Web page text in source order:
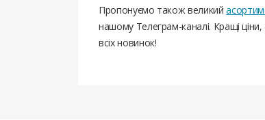
Пропонуємо також великий
нашому Телеграм-каналі. Кращі
всіх новинок!